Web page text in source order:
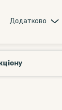
Додатково